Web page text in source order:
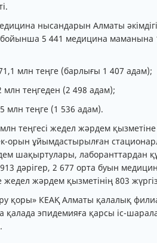
нысандарын Алматы
5 441 медицина маманына
млн теңге (барлығы 1 407 адам);
млн теңгеден (2 498 адам);
млн теңге (1 536 адам).
теңгесі жедел жәрдем
орын ұйымдастырылған
шақыртулары, лаборанттардан
дәрігер, 2 677 орта буын
жәрдем қызметінің 803
қоры» КЕАҚ Алматы қалалық
қалада эпидемияға қарсы іс-